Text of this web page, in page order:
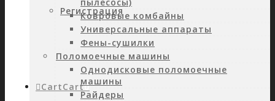
Регистрация
CartCart0
Ковровые комбайны
Универсальные аппараты
Фены-сушилки
Поломоечные машины
Однодисковые поломоечные
машины
Райдеры